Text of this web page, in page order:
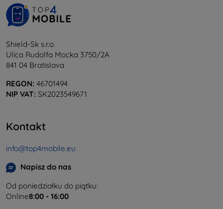
Shield-Sk s.r.o.
Ulica Rudolfa Mocka 3750/2A
841 04 Bratislava
REGON: 46701494
NIP VAT: SK2023549671
Kontakt
info@top4mobile.eu
Napisz do nas
Od poniedziałku do piątku:
Online8:00 - 16:00